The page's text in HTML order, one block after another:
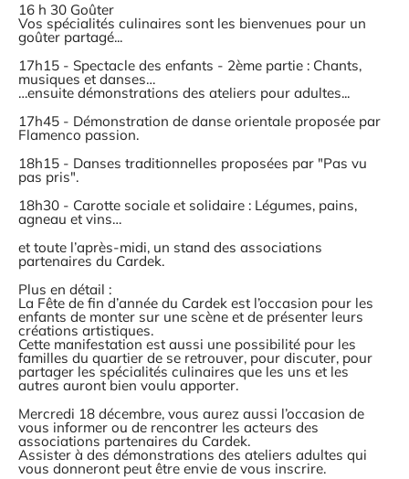
16 h 30 Goûter
Vos spécialités culinaires sont les bienvenues pour un
goûter partagé...
17h15 - Spectacle des enfants - 2ème partie : Chants,
musiques et danses…
…ensuite démonstrations des ateliers pour adultes...
17h45 - Démonstration de danse orientale proposée par
Flamenco passion.
18h15 - Danses traditionnelles proposées par "Pas vu
pas pris".
18h30 - Carotte sociale et solidaire : Légumes, pains,
agneau et vins…
et toute l’après-midi, un stand des associations
partenaires du Cardek.
Plus en détail :
La Fête de fin d’année du Cardek est l’occasion pour les
enfants de monter sur une scène et de présenter leurs
créations artistiques.
Cette manifestation est aussi une possibilité pour les
familles du quartier de se retrouver, pour discuter, pour
partager les spécialités culinaires que les uns et les
autres auront bien voulu apporter.
Mercredi 18 décembre, vous aurez aussi l’occasion de
vous informer ou de rencontrer les acteurs des
associations partenaires du Cardek.
Assister à des démonstrations des ateliers adultes qui
vous donneront peut être envie de vous inscrire.